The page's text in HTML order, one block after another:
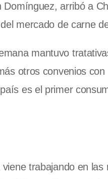
Domínguez, arribó a
mercado de carne
mantuvo
otros convenios
es el primer
trabajando en